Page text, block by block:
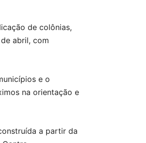
de colônias,
abril, com
e o
na orientação e
a partir da